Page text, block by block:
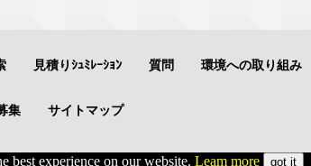
見積りｼｭﾐﾚｰｼｮﾝ 質問 環境への取り組み
集 サイトマップ
best experience on our website. Leam more got it